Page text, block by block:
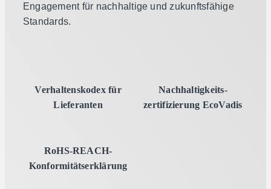
Engagement für nachhaltige und zukunftsfähige
Standards.
Verhaltenskodex für
Lieferanten
Nachhaltigkeits­
zertifizierung EcoVadis
RoHS-REACH-
Konformitätserklärung